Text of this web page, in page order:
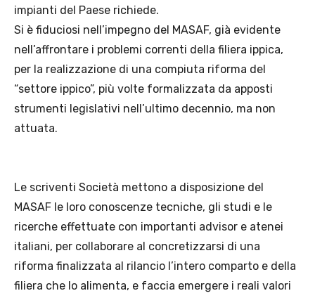
impianti del Paese richiede.
Si è fiduciosi nell’impegno del MASAF, già evidente
nell’affrontare i problemi correnti della filiera ippica,
per la realizzazione di una compiuta riforma del
“settore ippico”, più volte formalizzata da apposti
strumenti legislativi nell’ultimo decennio, ma non
attuata.
Le scriventi Società mettono a disposizione del
MASAF le loro conoscenze tecniche, gli studi e le
ricerche effettuate con importanti advisor e atenei
italiani, per collaborare al concretizzarsi di una
riforma finalizzata al rilancio l’intero comparto e della
filiera che lo alimenta, e faccia emergere i reali valori